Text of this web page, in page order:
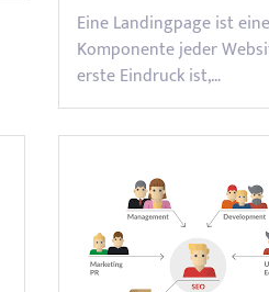
Eine Landingpage ist
Komponente jeder
erste Eindruck ist,…